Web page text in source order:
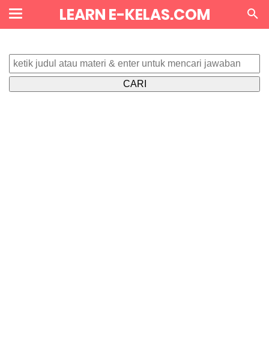
LEARN E-KELAS.COM